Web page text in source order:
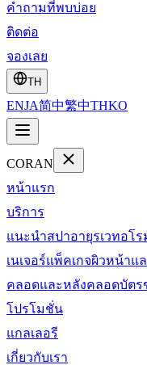
คำถามที่พบบ่อย
ติดต่อ
จองเลย
TH
ENJA简中繁中THKO
CORAN
หน้าแรก
บริการ
แนะนำสปาอายุรเวทอโร
เนเจอร์แพ็คเกจผิวหน้าแ
คลอดและหลังคลอดบัตร
โปรโมชั่น
แกลเลอรี
เกี่ยวกับเรา